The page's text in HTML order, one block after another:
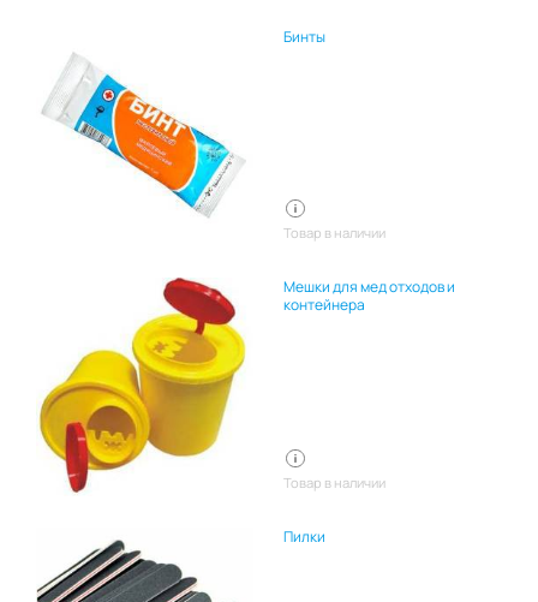
Бинты
Товар в наличии
Мешки для мед отходов и
контейнера
Товар в наличии
Пилки